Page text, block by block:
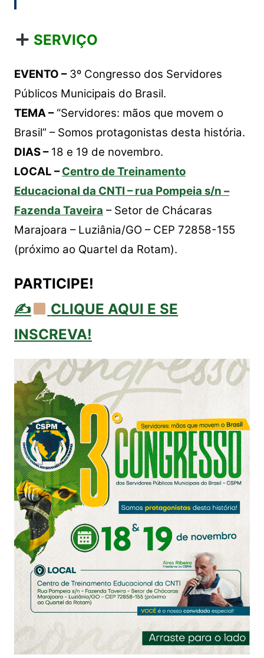
SERVIÇO
EVENTO –3º Congresso dos Servidores
Públicos Municipais do Brasil.
TEMA –“Servidores: mãos que movem o
Brasil” – Somos protagonistas desta história.
DIAS –18 e 19 de novembro.
LOCAL –Centro de Treinamento
Educacional da CNTI – rua Pompeia s/n –
Fazenda Taveira – Setor de Chácaras
Marajoara – Luziânia/GO – CEP 72858-155
(próximo ao Quartel da Rotam).
PARTICIPE!
✍
CLIQUE AQUI E SE
INSCREVA!